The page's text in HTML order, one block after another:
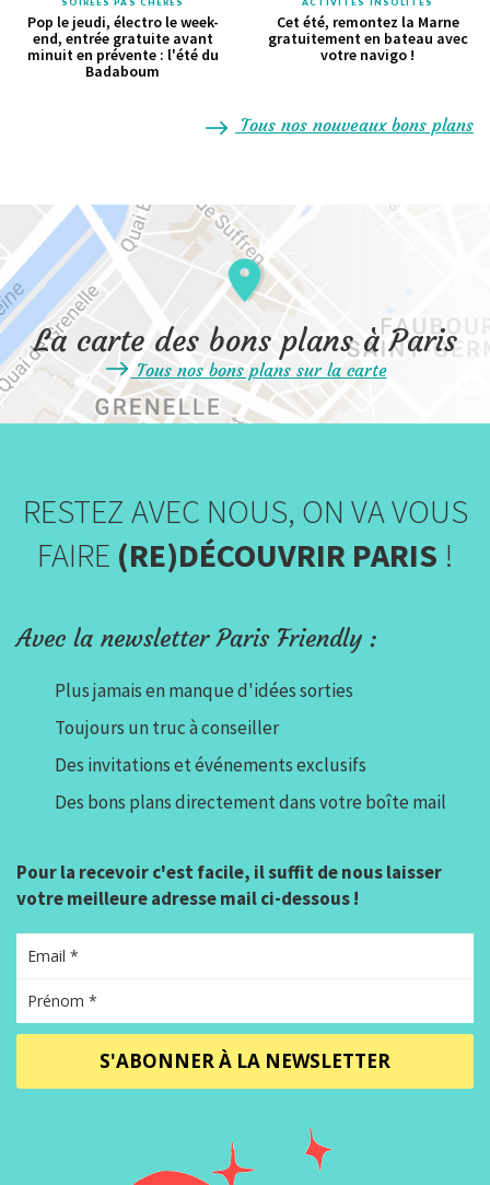
Pop le jeudi, électro le week-
end, entrée gratuite avant
minuit en prévente : l'été du
Badaboum
Cet été, remontez la Marne
gratuitement en bateau avec
votre navigo !
Tous nos nouveaux bons plans
La carte des bons plans à Paris
Tous nos bons plans sur la carte
RESTEZ AVEC NOUS, ON VA VOUS
FAIRE (RE)DÉCOUVRIR PARIS !
Avec la newsletter Paris Friendly :
Plus jamais en manque d'idées sorties
Toujours un truc à conseiller
Des invitations et événements exclusifs
Des bons plans directement dans votre boîte mail
Pour la recevoir c'est facile, il suffit de nous laisser
votre meilleure adresse mail ci-dessous !
S'ABONNER À LA NEWSLETTER